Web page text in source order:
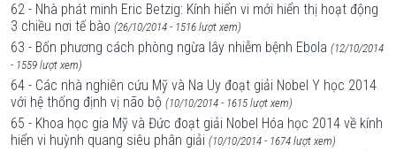
62 - Nhà phát minh Eric Betzig: Kính hiển vi mới hiển thị hoạt động
3 chiều nơi tế bào (26/10/2014 - 1516 lượt xem)
63 - Bốn phương cách phòng ngừa lây nhiễm bệnh Ebola (12/10/2014
- 1559 lượt xem)
64 - Các nhà nghiên cứu Mỹ và Na Uy đoạt giải Nobel Y học 2014
với hệ thống định vị não bộ (10/10/2014 - 1615 lượt xem)
65 - Khoa học gia Mỹ và Đức đoạt giải Nobel Hóa học 2014 về kính
hiển vi huỳnh quang siêu phân giải (10/10/2014 - 1674 lượt xem)